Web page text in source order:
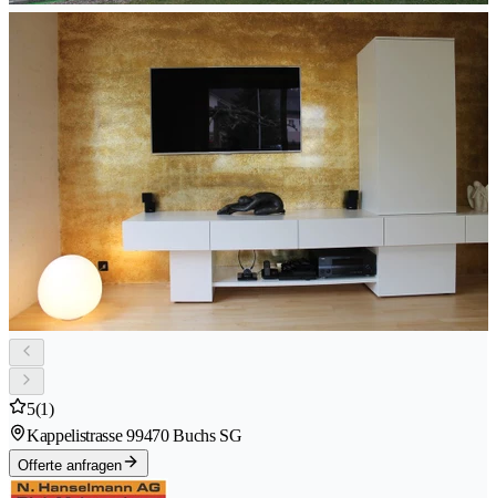
5(1)
Kappelistrasse 99470 Buchs SG
Offerte anfragen